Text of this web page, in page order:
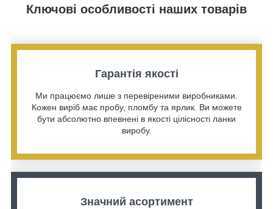
Ключові особливості наших товарів
Гарантія якості
Ми працюємо лише з перевіреними виробниками.
Кожен виріб має пробу, пломбу та ярлик. Ви можете
бути абсолютно впевнені в якості цілісності ланки
виробу.
Значний асортимент